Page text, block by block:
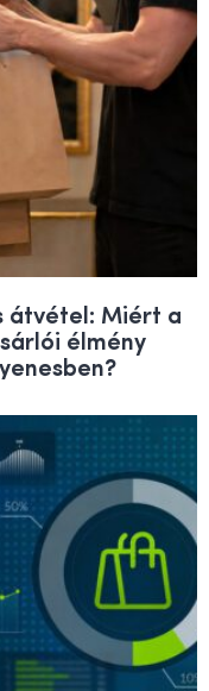
átvétel: Miért a
élmény